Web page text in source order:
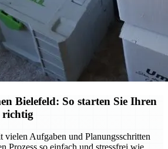
Bielefeld: So starten Sie Ihren
richtig
Aufgaben und Planungsschritten